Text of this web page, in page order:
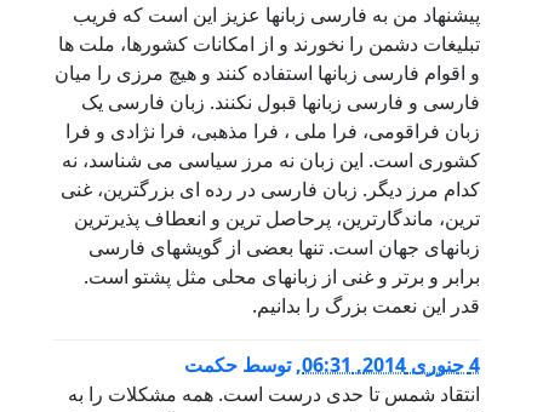
پیشنهاد من به فارسی زبانها عزیز این است که فریب
تبلیغات دشمن را نخورند و از امکانات کشورها، ملت ها
و اقوام فارسی زبانها استفاده کنند و هیچ مرزی را میان
فارسی و فارسی زبانها قبول نکنند. زبان فارسی یک
زبان فراقومی، فرا ملی ، فرا مذهبی، فرا نژادی و فرا
کشوری است. این زبان نه مرز سیاسی می شناسد، نه
کدام مرز دیگر. زبان فارسی در رده ای بزرگترین، غنی
ترین، ماندگارترین، پرحاصل ترین و انعطاف پذیرترین
زبانهای جهان است. تنها بعضی از گویشهای فارسی
برابر و برتر و غنی از زبانهای محلی مثل پشتو است.
قدر این نعمت بزرگ را بدانیم.
4 جنوری 2014, 06:31 ,توسط حکمت
انتقاد شمس تا حدی درست است. همه مشکلات را به